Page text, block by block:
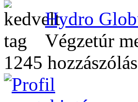
Hydro
Végzetúr
1245 hozzászólás